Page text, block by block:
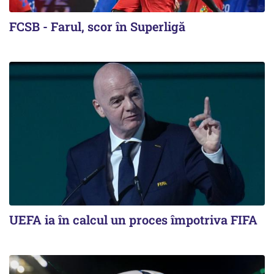
FCSB - Farul, scor în Superligă
UEFA ia în calcul un proces împotriva FIFA